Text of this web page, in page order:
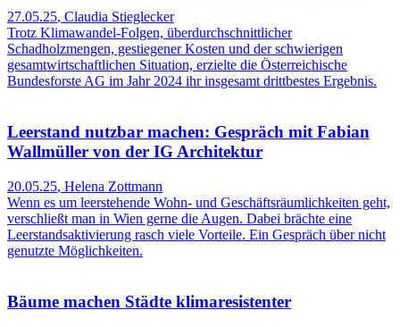
27.05.25, Claudia Stieglecker
Trotz Klimawandel-Folgen, überdurchschnittlicher
Schadholzmengen, gestiegener Kosten und der schwierigen
gesamtwirtschaftlichen Situation, erzielte die Österreichische
Bundesforste AG im Jahr 2024 ihr insgesamt drittbestes Ergebnis.
Leerstand nutzbar machen: Gespräch mit Fabian
Wallmüller von der IG Architektur
20.05.25, Helena Zottmann
Wenn es um leerstehende Wohn- und Geschäftsräumlichkeiten geht,
verschließt man in Wien gerne die Augen. Dabei brächte eine
Leerstandsaktivierung rasch viele Vorteile. Ein Gespräch über nicht
genutzte Möglichkeiten.
Bäume machen Städte klimaresistenter